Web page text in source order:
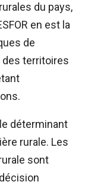
du pays,
en est la
de
territoires
déterminant
rurale. Les
sont